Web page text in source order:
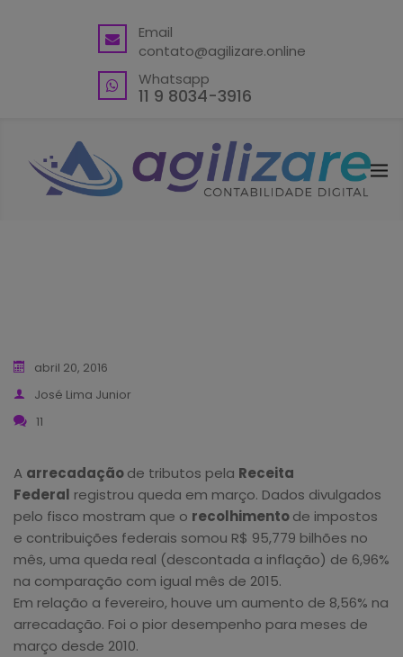
Email
contato@agilizare.online
Whatsapp
11 9 8034-3916
abril 20, 2016
José Lima Junior
11
A arrecadaçãode tributos pela Receita
Federal registrou queda em março. Dados divulgados
pelo fisco mostram que o recolhimentode impostos
e contribuições federais somou R$ 95,779 bilhões no
mês, uma queda real (descontada a inflação) de 6,96%
na comparação com igual mês de 2015.
Em relação a fevereiro, houve um aumento de 8,56% na
arrecadação. Foi o pior desempenho para meses de
março desde 2010.
VANTAGENS
ABRA SUA CONTA PJ
ENDEREÇO FISCAL – OUTRAS
LOCALIDADES